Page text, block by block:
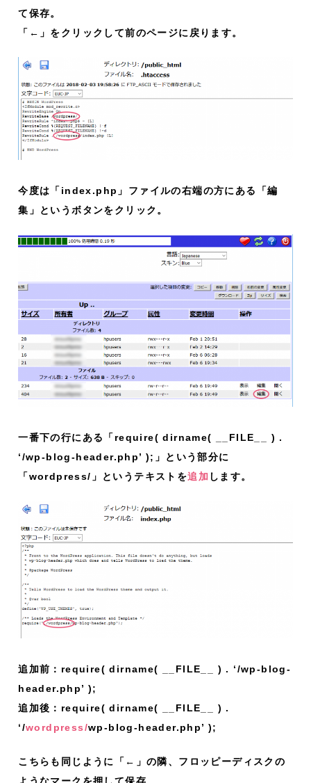
て保存。
「←」をクリックして前のページに戻ります。
今度は「index.php」ファイルの右端の方にある「編
集」というボタンをクリック。
一番下の行にある「require( dirname( __FILE__ ) .
‘/wp-blog-header.php’ );」という部分に
「wordpress/」というテキストを追加 します。
追加前：require( dirname( __FILE__ ) . ‘/wp-blog-
header.php’ );
追加後：require( dirname( __FILE__ ) .
‘/wordpress/wp-blog-header.php’ );
こちらも同じように「←」の隣、フロッピーディスクの
ようなマークを押して保存。